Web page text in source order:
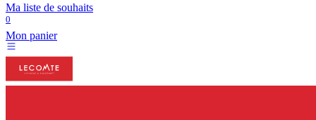
Ma liste de souhaits
0
Mon panier